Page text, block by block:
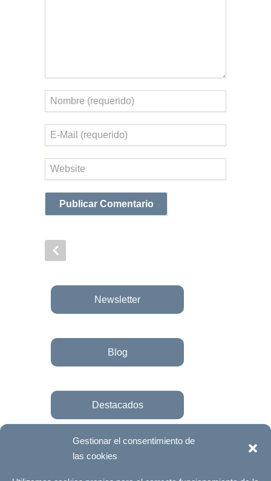
Gestionar el consentimiento de
las cookies
Nombre
Correo
electrónico
Web
Newsletter
Blog
Destacados
Únete a la fundación